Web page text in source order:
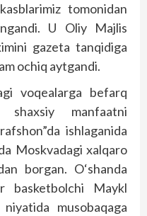
tomonidan
U Oliy Majlis
gazeta tanqidiga
ochiq aytgandi.
voqealarga befarq
shaxsiy manfaatni
ishlaganida
Moskvadagi xalqaro
borgan. O‘shanda
basketbolchi Maykl
musobaqaga